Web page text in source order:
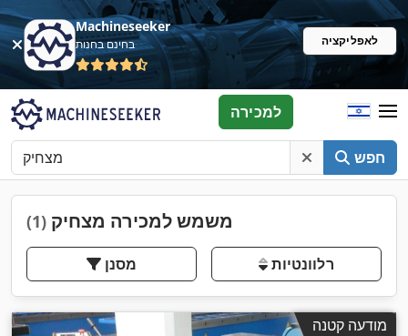
Machineseeker
בחינם בחנות לאפליקציה
חפש
למכירה
משמש למכירה מצחיק (1)
מסנן רלוונטיות
מודעה קטנה